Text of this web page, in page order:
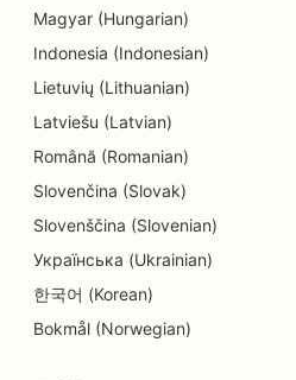
电工的搜索引擎优化
逃离房间的搜索引擎优化
民族餐厅的 EO
农场到餐桌餐厅的搜索引擎优化
整容服务的搜索引擎优化
家庭餐馆的搜索引擎优化
Magyar (Hungarian)
Indonesia (Indonesian)
Lietuvių (Lithuanian)
Latviešu (Latvian)
Română (Romanian)
Slovenčina (Slovak)
Slovenščina (Slovenian)
Українська (Ukrainian)
한국어 (Korean)
Bokmål (Norwegian)